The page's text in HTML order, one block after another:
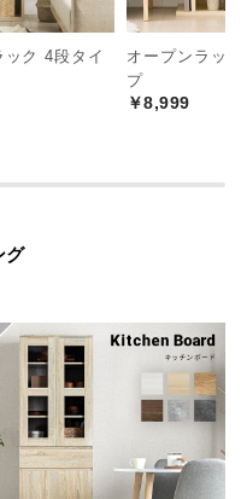
ック 4段タイ
オープンラッ
プ
￥8,999
グ